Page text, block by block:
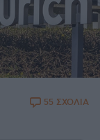
55 ΣΧΟΛΙΑ